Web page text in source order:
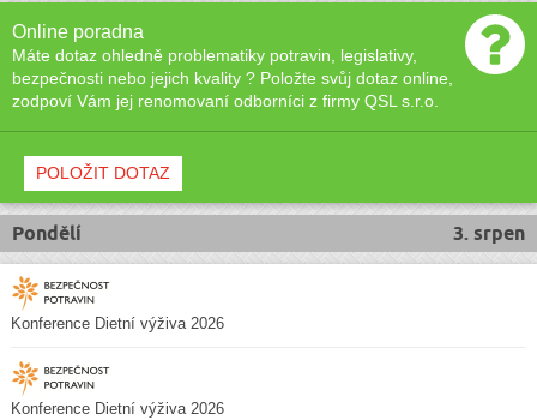
Online poradna
Máte dotaz ohledně problematiky potravin, legislativy,
bezpečnosti nebo jejich kvality ? Položte svůj dotaz online,
zodpoví Vám jej renomovaní odborníci z firmy QSL s.r.o.
POLOŽIT DOTAZ
3. srpen
Pondělí
Konference Dietní výživa 2026
Konference Dietní výživa 2026